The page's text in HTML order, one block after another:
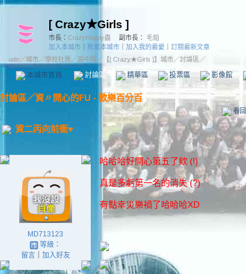
[ Crazy★Girls ]
市長： CrazyHappy蟲 副市長： 毛姐
加入本城市
推薦本城市 加入我的最愛
訂閱最新文章
udn／城市／學校社團 ／高中職／ 【[ Crazy★Girls ]】城市／討論區／
本城市首頁 討論區 精華區 投票區 影像館
討論區／資〃開心的FU - 歡樂百分百
看
資二丙向前衝♥
MD713123
等級：
留言｜ 加入好友
哈哈哈好開心第五了欸 (!)
真是多虧第一名的消失 (?)
有點幸災樂禍了哈哈哈XD